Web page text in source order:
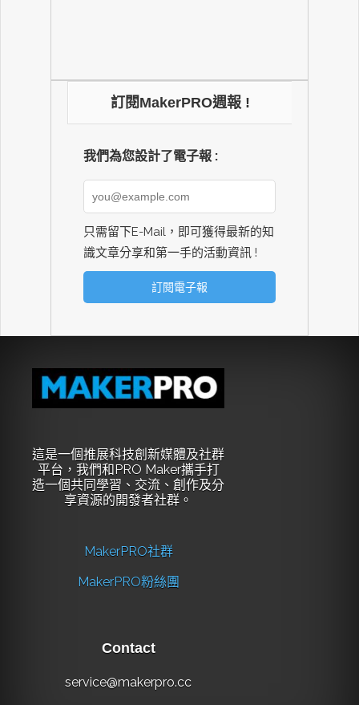
訂閱MakerPRO週報 !
我們為您設計了電子報 :
只需留下E-Mail，即可獲得最新的知
識文章分享和第一手的活動資訊 !
這是一個推展科技創新媒體及社群
平台，我們和PRO Maker攜手打
造一個共同學習、交流、創作及分
享資源的開發者社群。
MakerPRO社群
MakerPRO粉絲團
Contact
service@makerpro.cc